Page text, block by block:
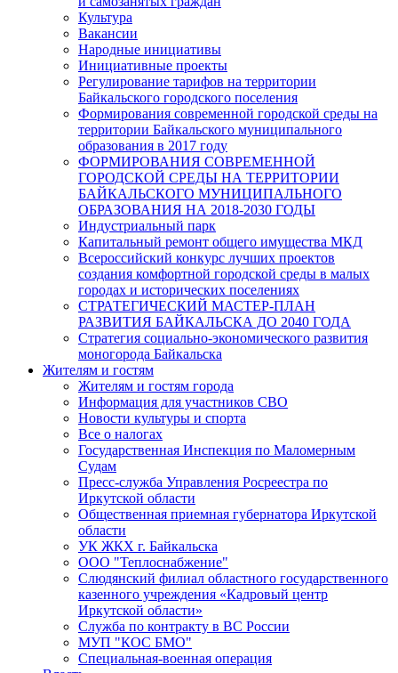
Культура
Вакансии
Народные инициативы
Инициативные проекты
Регулирование тарифов на территории
Байкальского городского поселения
Формирования современной городской среды на
территории Байкальского муниципального
образования в 2017 году
ФОРМИРОВАНИЯ СОВРЕМЕННОЙ
ГОРОДСКОЙ СРЕДЫ НА ТЕРРИТОРИИ
БАЙКАЛЬСКОГО МУНИЦИПАЛЬНОГО
ОБРАЗОВАНИЯ НА 2018-2030 ГОДЫ
Индустриальный парк
Капитальный ремонт общего имущества МКД
Всероссийский конкурс лучших проектов
создания комфортной городской среды в малых
городах и исторических поселениях
СТРАТЕГИЧЕСКИЙ МАСТЕР-ПЛАН
РАЗВИТИЯ БАЙКАЛЬСКА ДО 2040 ГОДА
Стратегия социально-экономического развития
моногорода Байкальска
Жителям и гостям
Жителям и гостям города
Информация для участников СВО
Новости культуры и спорта
Все о налогах
Государственная Инспекция по Маломерным
Судам
Пресс-служба Управления Росреестра по
Иркутской области
Общественная приемная губернатора Иркутской
области
УК ЖКХ г. Байкальска
ООО "Теплоснабжение"
Слюдянский филиал областного государственного
казенного учреждения «Кадровый центр
Иркутской области»
Служба по контракту в ВС России
МУП "КОС БМО"
Специальная-военная операция